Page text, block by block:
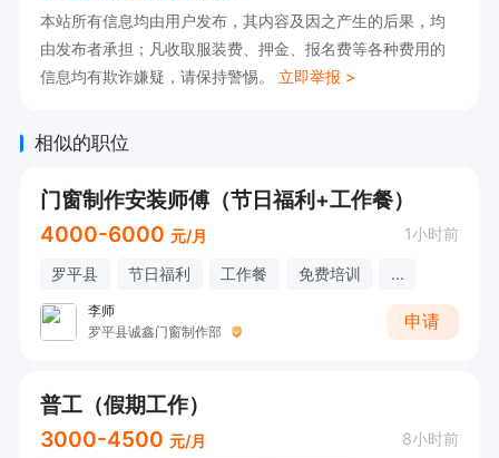
本站所有信息均由用户发布，其内容及因之产生的后果，均
由发布者承担；凡收取服装费、押金、报名费等各种费用的
信息均有欺诈嫌疑，请保持警惕。 立即举报 >
相似的职位
门窗制作安装师傅（节日福利+工作餐）
4000-6000 元/月 1小时前
罗平县 节日福利 工作餐 免费培训 ...
李师
罗平县诚鑫门窗制作部
申请
普工（假期工作）
3000-4500 元/月 8小时前